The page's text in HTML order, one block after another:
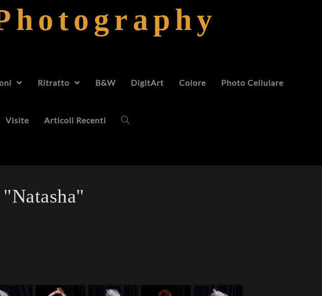
Ritratto B&W DigitArt Colore Photo Cellulare
Visite Articoli Recenti
"natasha"